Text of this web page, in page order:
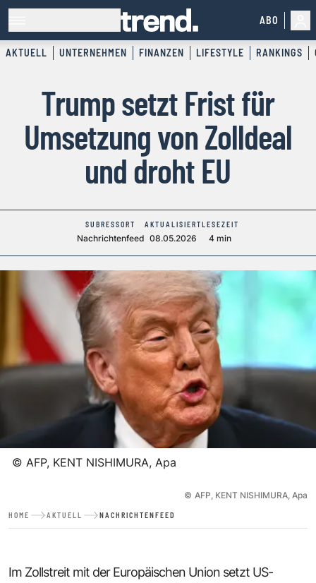
ABO
AKTUELL UNTERNEHMEN FINANZEN LIFESTYLE RANKINGS
Trump setzt Frist für
Umsetzung von Zolldeal
und droht EU
SUBRESSORT
Nachrichtenfeed
AKTUALISIERT
08.05.2026
LESEZEIT
4 min
© AFP, KENT NISHIMURA, Apa
© AFP, KENT NISHIMURA, Apa
HOME AKTUELL NACHRICHTENFEED
Im Zollstreit mit der Europäischen Union setzt US-